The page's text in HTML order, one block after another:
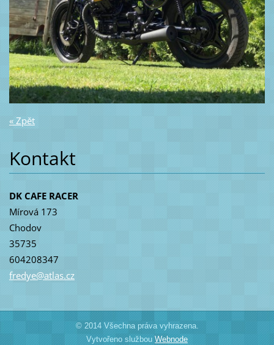
« Zpět
Kontakt
DK CAFE RACER
Mírová 173
Chodov
35735
604208347
fredye@atlas.cz
© 2014 Všechna práva vyhrazena.
Vytvořeno službou Webnode